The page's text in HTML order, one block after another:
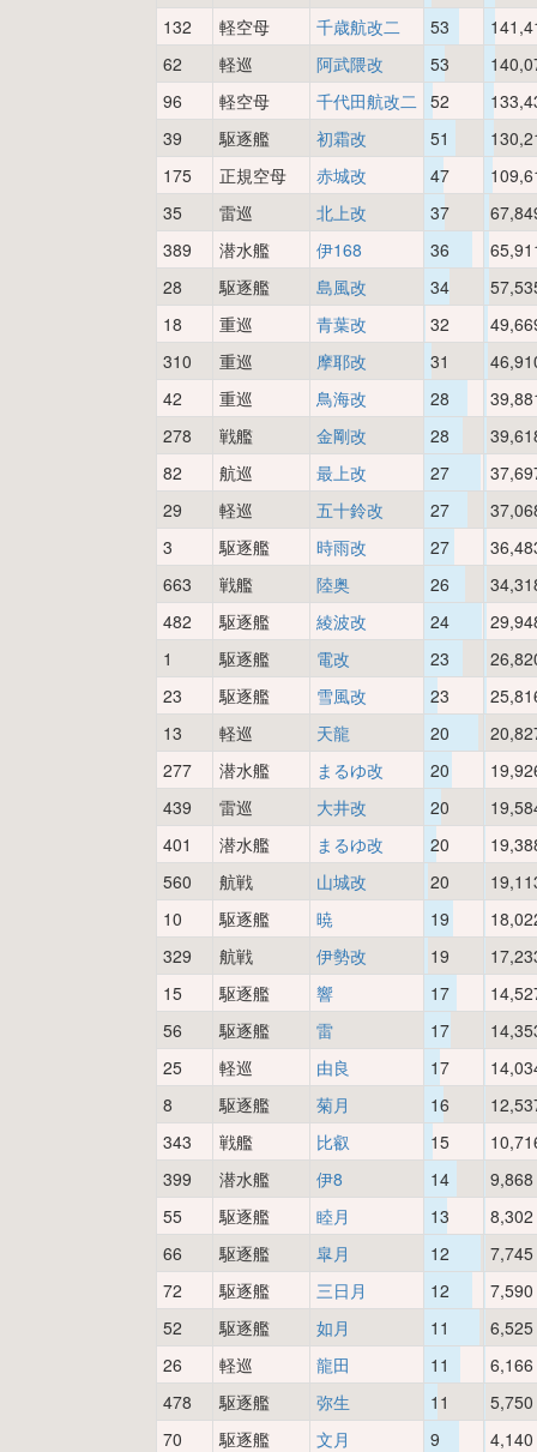
132
軽空母 千歳航改二 53
62
軽巡 阿武隈改 53
96
軽空母 千代田航改二 52
39
駆逐艦 初霜改 51
175
正規空母 赤城改 47
35
雷巡 北上改 37
389
潜水艦 伊168 36
28
駆逐艦 島風改 34
18
重巡 青葉改 32
310
重巡 摩耶改 31
42
重巡 鳥海改 28
278
戦艦 金剛改 28
82
航巡 最上改 27
29
軽巡 五十鈴改 27
3
駆逐艦 時雨改 27
663
戦艦 陸奥 26
482
駆逐艦 綾波改 24
1
駆逐艦 電改 23
23
駆逐艦 雪風改 23
13
軽巡 天龍 20
277
潜水艦 まるゆ改 20
439
雷巡 大井改 20
401
潜水艦 まるゆ改 20
560
航戦 山城改 20
10
駆逐艦 暁 19
329
航戦 伊勢改 19
15
駆逐艦 響 17
56
駆逐艦 雷 17
25
軽巡 由良 17
8
駆逐艦 菊月 16
343
戦艦 比叡 15
399
潜水艦 伊8 14
9,868
55
駆逐艦 睦月 13
8,302
66
駆逐艦 皐月 12
7,745
72
駆逐艦 三日月 12
7,590
52
駆逐艦 如月 11
6,525
26
軽巡 龍田 11
6,166
478
駆逐艦 弥生 11
5,750
70
駆逐艦 文月 9
4,140